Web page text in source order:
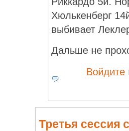
Хюлькенберг
выбивает
Дальше не
Войдите
Третья сессия